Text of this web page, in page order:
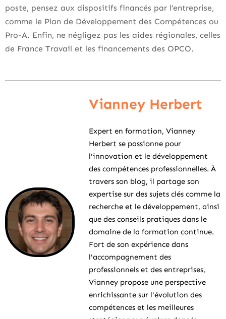
poste, pensez aux dispositifs financés par l’entreprise,
comme le Plan de Développement des Compétences ou
Pro-A. Enfin, ne négligez pas les aides régionales, celles
de France Travail et les financements des OPCO.
Vianney Herbert
Expert en formation, Vianney
Herbert se passionne pour
l'innovation et le développement
des compétences professionnelles. À
travers son blog, il partage son
expertise sur des sujets clés comme la
recherche et le développement, ainsi
que des conseils pratiques dans le
domaine de la formation continue.
Fort de son expérience dans
l'accompagnement des
professionnels et des entreprises,
Vianney propose une perspective
enrichissante sur l'évolution des
compétences et les meilleures